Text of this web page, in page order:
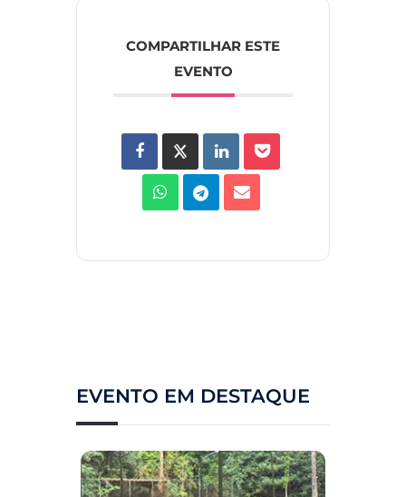
COMPARTILHAR ESTE
EVENTO
EVENTO EM DESTAQUE